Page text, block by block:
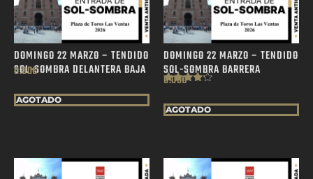
DOMINGO 22 MARZO – TENDIDO
SOL-SOMBRA DELANTERA BAJA
0.00€
AGOTADO
DOMINGO 22 MARZO – TENDIDO
SOL-SOMBRA BARRERA
4.00
de 5
0.00€
AGOTADO